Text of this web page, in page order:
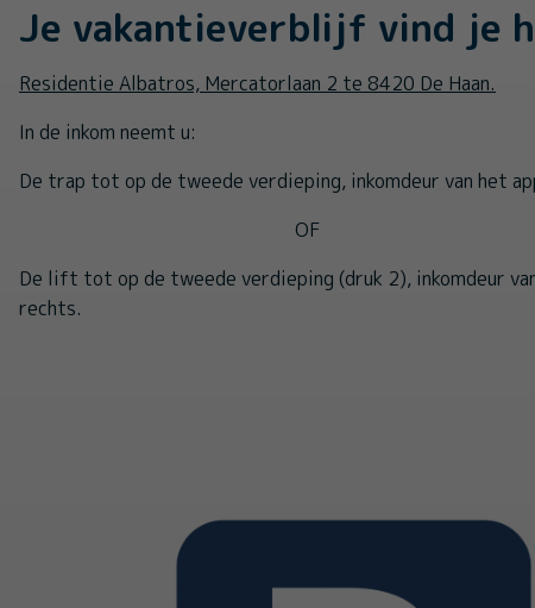
Je vakantieverblijf vind je
Residentie Albatros, Mercatorlaan 2 te 8420 De Haan.
In de inkom neemt u:
De trap tot op de tweede verdieping, inkomdeur van het
OF
De lift tot op de tweede verdieping (druk 2), inkomdeur
rechts.